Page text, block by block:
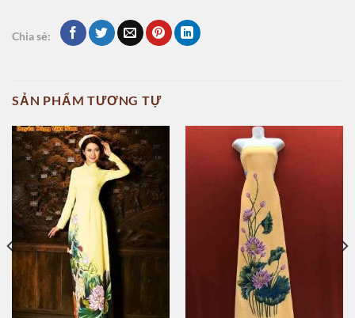
Chia sẻ:
SẢN PHẨM TƯƠNG TỰ